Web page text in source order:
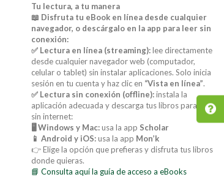
Tu lectura, a tu manera
📖 Disfruta tu eBook en línea desde cualquier
navegador, o descárgalo en la app para leer sin
conexión:
✅ Lectura en línea (streaming):lee directamente
desde cualquier navegador web (computador,
celular o tablet) sin instalar aplicaciones. Solo inicia
sesión en tu cuenta y haz clic en “Vista en línea”.
✅ Lectura sin conexión (offline):instala la
aplicación adecuada y descarga tus libros para leer
sin internet:
🖥️ Windows y Mac:usa la app Scholar
📱 Android y iOS:usa la app Mon’k
👉 Elige la opción que prefieras y disfruta tus libros
donde quieras.
📘 Consulta aquí la guía de acceso a eBooks